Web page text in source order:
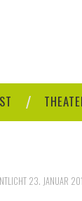
23. JANUAR